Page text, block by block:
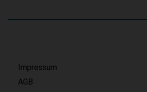
Impressum
AGB